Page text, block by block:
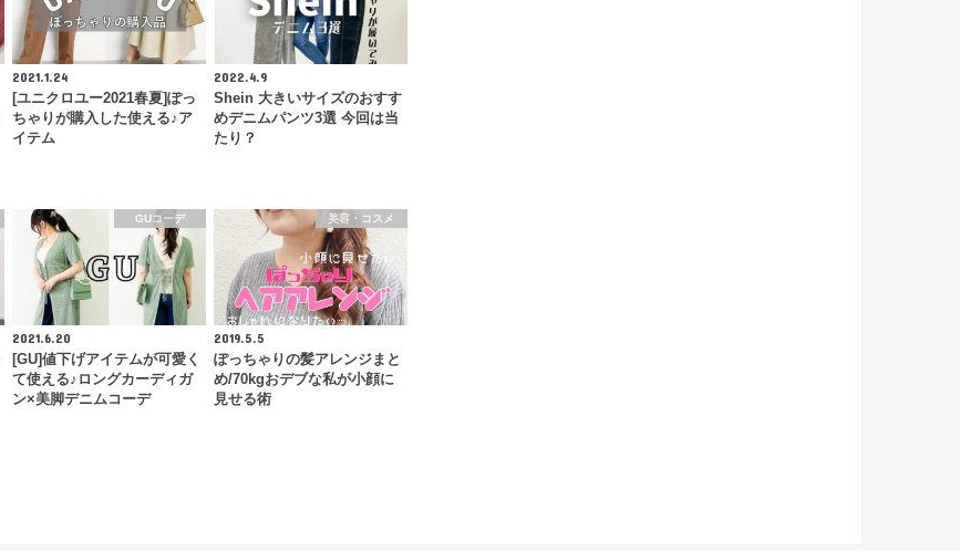
2021.1.24
[ユニクロユー2021春夏]ぽっ
ちゃりが購入した使える♪ア
イテム
2022.4.9
Shein 大きいサイズのおすす
めデニムパンツ3選 今回は当
たり？
GUコーデ
2021.6.20
[GU]値下げアイテムが可愛く
て使える♪ロングカーディガ
ン×美脚デニムコーデ
美容・コスメ
2019.5.5
ぽっちゃりの髪アレンジまと
め/70kgおデブな私が小顔に
見せる術